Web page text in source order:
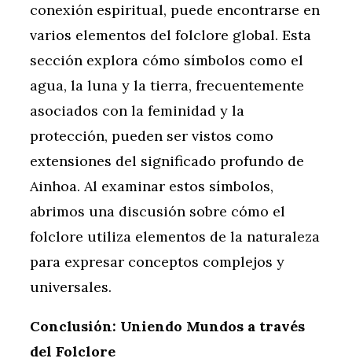
conexión espiritual, puede encontrarse en
varios elementos del folclore global. Esta
sección explora cómo símbolos como el
agua, la luna y la tierra, frecuentemente
asociados con la feminidad y la
protección, pueden ser vistos como
extensiones del significado profundo de
Ainhoa. Al examinar estos símbolos,
abrimos una discusión sobre cómo el
folclore utiliza elementos de la naturaleza
para expresar conceptos complejos y
universales.
Conclusión: Uniendo Mundos a través
del Folclore